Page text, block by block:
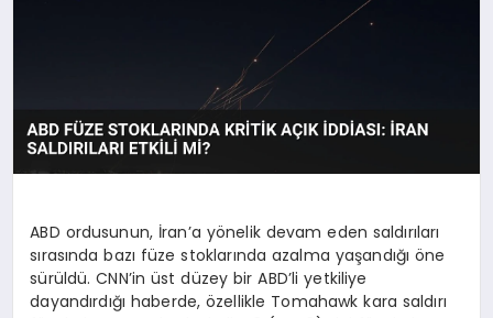
ABD ordusunun, İran’a yönelik devam eden saldırıları
sırasında bazı füze stoklarında azalma yaşandığı öne
sürüldü. CNN’in üst düzey bir ABD’li yetkiliye
dayandırdığı haberde, özellikle Tomahawk kara saldırı